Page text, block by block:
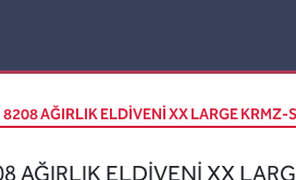
8208 AĞIRLIK ELDİVENİ XX LARGE KRMZ-
AĞIRLIK ELDİVENİ XX